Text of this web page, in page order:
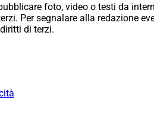
foto, video o testi da
Per segnalare alla redazione
di terzi.